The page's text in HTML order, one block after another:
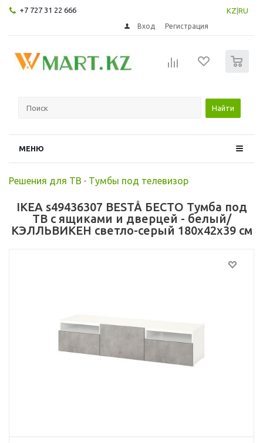
+7 727 31 22 666 KZ RU
Вход Регистрация
Найти
МЕНЮ
Решения для ТВ - Тумбы под телевизор
IKEA s49436307 BESTÅ БЕСТО Тумба под
ТВ с ящиками и дверцей - белый/
КЭЛЛЬВИКЕН светло-серый 180x42x39 см